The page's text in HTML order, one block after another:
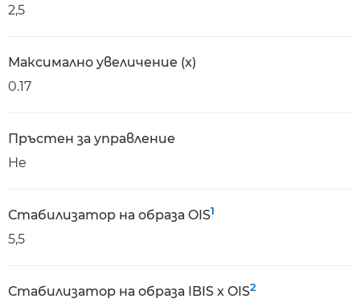
2,5
Максимално увеличение (x)
0.17
Пръстен за управление
Не
Стабилизатор на образа OIS1
5,5
Стабилизатор на образа IBIS x OIS2